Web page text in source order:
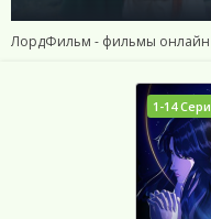
ЛордФильм - фильмы онлайн
1-14